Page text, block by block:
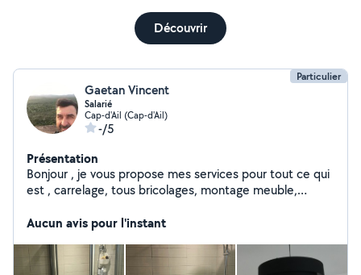
Découvrir
Particulier
Gaetan Vincent
Salarié
Cap-d'Ail (Cap-d'Ail)
-/5
Présentation
Bonjour , je vous propose mes services pour tout ce qui
est , carrelage, tous bricolages, montage meuble,
personne sérieuse . Merci et à bientôt
Aucun avis pour l'instant